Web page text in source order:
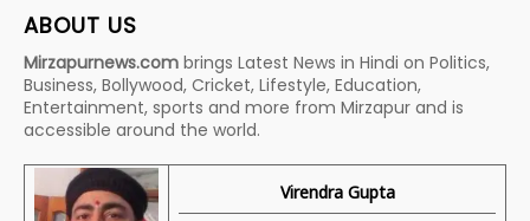
ABOUT US
Mirzapurnews.com brings Latest News in Hindi on Politics,
Business, Bollywood, Cricket, Lifestyle, Education,
Entertainment, sports and more from Mirzapur and is
accessible around the world.
Virendra Gupta